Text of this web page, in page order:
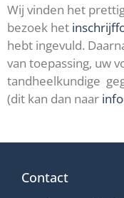
Wij vinden het
bezoek het
hebt ingevuld.
van toepassing, uw
tandheelkundige
(dit kan dan naar
Contact